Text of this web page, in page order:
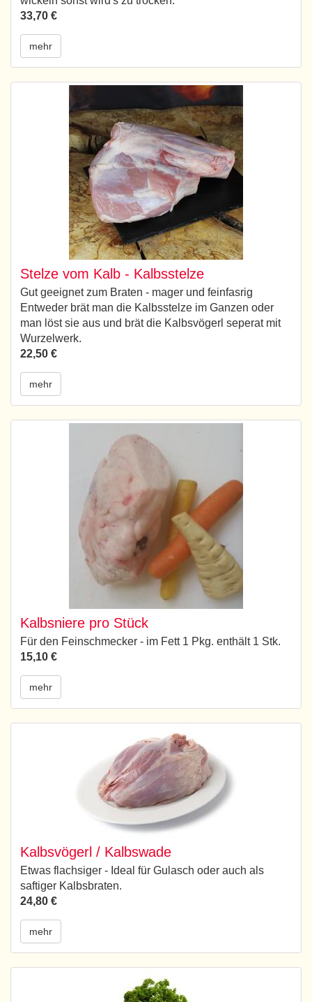
33,70 €
mehr
Stelze vom Kalb - Kalbsstelze
Gut geeignet zum Braten - mager und feinfasrig
Entweder brät man die Kalbsstelze im Ganzen oder
man löst sie aus und brät die Kalbsvögerl seperat mit
Wurzelwerk.
22,50 €
mehr
Kalbsniere pro Stück
Für den Feinschmecker - im Fett 1 Pkg. enthält 1 Stk.
15,10 €
mehr
Kalbsvögerl / Kalbswade
Etwas flachsiger - Ideal für Gulasch oder auch als
saftiger Kalbsbraten.
24,80 €
mehr